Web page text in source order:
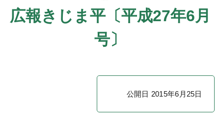
広報きじま平〔平成27年6月
号〕
公開日 2015年6月25日